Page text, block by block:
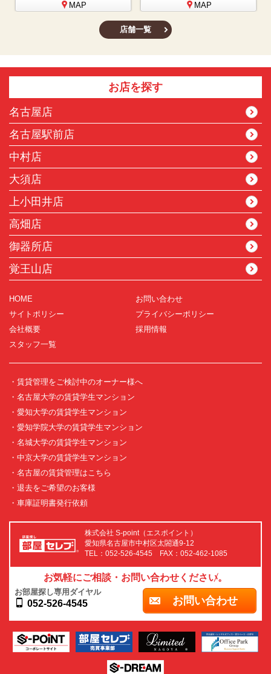
MAP
MAP
店舗一覧
お店を探す
名古屋店
名古屋駅前店
中村店
大須店
上小田井店
高畑店
御器所店
覚王山店
HOME
お問い合わせ
サイトポリシー
プライバシーポリシー
会社概要
採用情報
スタッフ一覧
・賃貸管理をご検討中のオーナー様へ
・名古屋大学の賃貸学生マンション
・愛知大学の賃貸学生マンション
・愛知学院大学の賃貸学生マンション
・名城大学の賃貸学生マンション
・中京大学の賃貸学生マンション
・名古屋の賃貸管理はこちら
・退去をご希望のお客様
・車庫証明書発行依頼
株式会社 S-point（エスポイント）
愛知県名古屋市中村区太閤通9-12
TEL：052-526-4545 FAX：052-462-1085
お気軽にご相談・お問い合わせください。
お部屋探し専用ダイヤル
052-526-4545 お問い合わせ